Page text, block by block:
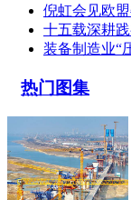
倪虹会见欧
十五载深耕
装备制造业“
热门图集